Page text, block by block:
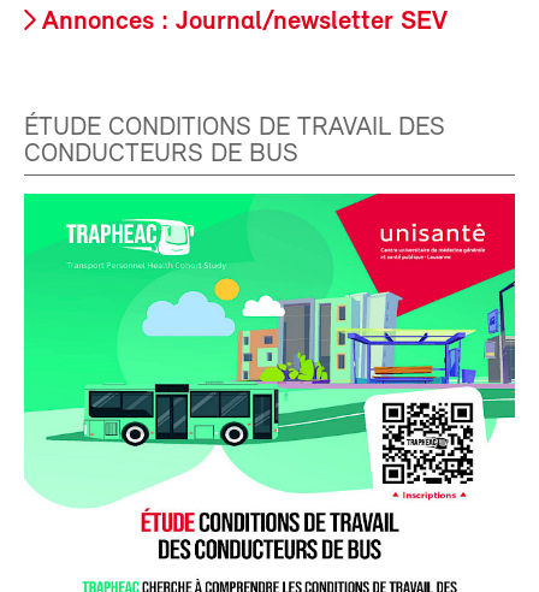
Annonces : Journal/newsletter SEV
ÉTUDE CONDITIONS DE TRAVAIL DES
CONDUCTEURS DE BUS